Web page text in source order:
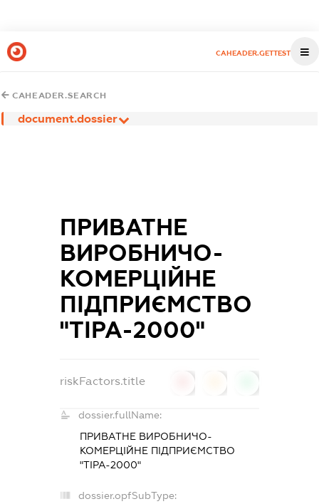
CAHEADER.GETTEST
CAHEADER.SEARCH
document.dossier
ПРИВАТНЕ
ВИРОБНИЧО-
КОМЕРЦІЙНЕ
ПІДПРИЄМСТВО
"ТІРА-2000"
riskFactors.title
dossier.fullName:
ПРИВАТНЕ ВИРОБНИЧО-
КОМЕРЦІЙНЕ ПІДПРИЄМСТВО
"ТІРА-2000"
dossier.opfSubType: